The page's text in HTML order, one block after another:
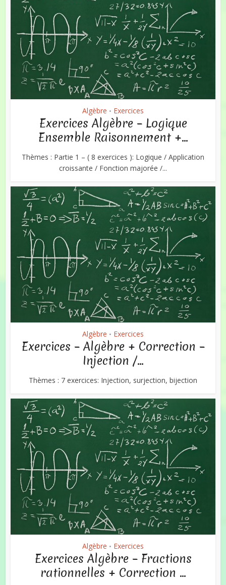
Algèbre • Exercices
Exercices Algèbre – Logique
Ensemble Raisonnement +...
Thèmes : Partie 1 – ( 8 exercices ): Logique / Application
croissante / Fonction majorée /...
Algèbre • Exercices
Exercices – Algèbre + Correction –
Injection /...
Thèmes : 7 exercices: Injection, surjection, bijection
Algèbre • Exercices
Exercices Algèbre – Fractions
rationnelles + Correction ...